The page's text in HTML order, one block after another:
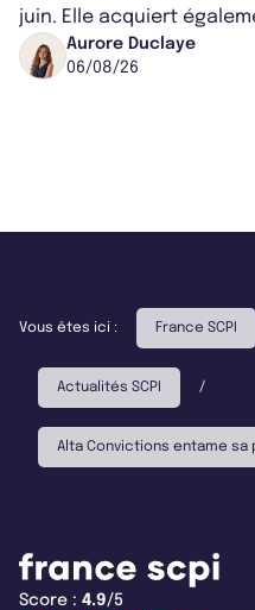
juin. Elle acquiert
Worcester, place une
Aurore Duclaye
06/08/26
Vous êtes ici : France SCPI
Actualités SCPI /
Alta Convictions entame
Score : 4.9/5